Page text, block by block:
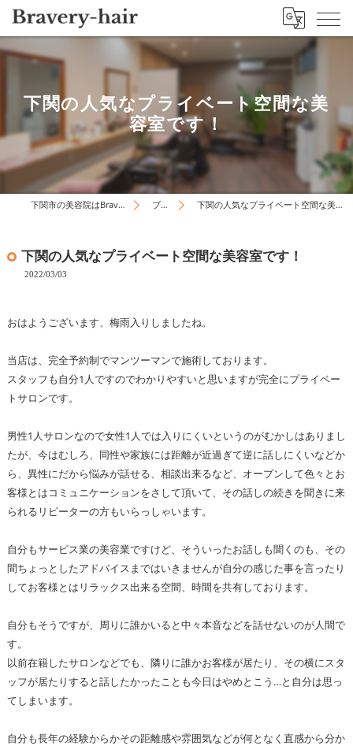
下関の人気なプライベート空間な美
容室です！
下関市の美容院はBravery-hair ブログ 下関の人気なプライベート空間な美容室です！
下関の人気なプライベート空間な美容室です！
2022/03/03
おはようございます、梅雨入りしましたね。
当店は、完全予約制でマンツーマンで施術しております。
スタッフも自分1人ですのでわかりやすいと思いますが完全にプライベー
トサロンです。
男性1人サロンなので女性1人では入りにくいというのがむかしはありまし
たが、今はむしろ、同性や家族には距離が近過ぎて逆に話しにくいなどか
ら、異性にだから悩みが話せる、相談出来るなど、オープンして色々とお
客様とはコミュニケーションをさして頂いて、その話しの続きを聞きに来
られるリピーターの方もいらっしゃいます。
自分もサービス業の美容業ですけど、そういったお話しも聞くのも、その
間ちょっとしたアドバイスまではいきませんが自分の感じた事を言ったり
してお客様とはリラックス出来る空間、時間を共有しております。
自分もそうですが、周りに誰かいると中々本音などを話せないのが人間で
す。
以前在籍したサロンなどでも、隣りに誰かお客様が居たり、その横にスタ
ッフが居たりすると話したかったことも今日はやめとこう…と自分は思っ
てしまいます。
自分も長年の経験からかその距離感や雰囲気などが何となく直感から分か